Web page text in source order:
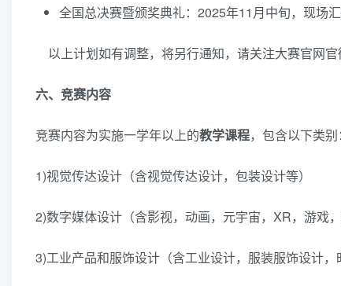
全国总决赛暨颁奖典礼：2025年11月中旬，现场
以上计划如有调整，将另行通知，请关注大赛官网官
六、竞赛内容
竞赛内容为实施一学年以上的教学课程，包含以下类别：
1)视觉传达设计（含视觉传达设计，包装设计等）
2)数字媒体设计（含影视，动画，元宇宙，XR，游戏，
3)工业产品和服饰设计（含工业设计，服装服饰设计，